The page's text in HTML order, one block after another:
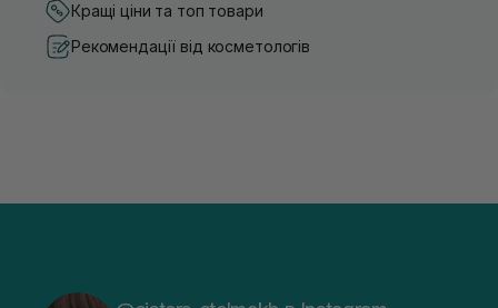
Кращі ціни та топ товари
Рекомендації від косметологів